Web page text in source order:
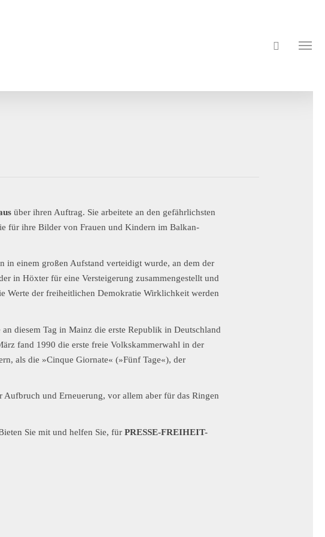
über ihren Auftrag. Sie arbeitete an den gefährlichsten
für ihre Bilder von Frauen und Kindern im Balkan-
in einem großen Aufstand verteidigt wurde, an dem der
in Höxter für eine Versteigerung zusammengestellt und
Werte der freiheitlichen Demokratie Wirklichkeit werden
diesem Tag in Mainz die erste Republik in Deutschland
fand 1990 die erste freie Volkskammerwahl in der
als die »Cinque Giornate« (»Fünf Tage«), der
und Erneuerung, vor allem aber für das Ringen
Sie mit und helfen Sie, fürPRESSE-FREIHEIT-